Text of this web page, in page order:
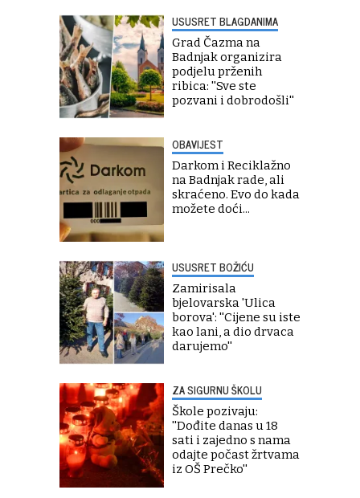
USUSRET BLAGDANIMA
Grad Čazma na
Badnjak organizira
podjelu prženih
ribica: ''Sve ste
pozvani i dobrodošli''
OBAVIJEST
Darkom i Reciklažno
na Badnjak rade, ali
skraćeno. Evo do kada
možete doći...
USUSRET BOŽIĆU
Zamirisala
bjelovarska 'Ulica
borova': ''Cijene su iste
kao lani, a dio drvaca
darujemo''
ZA SIGURNU ŠKOLU
Škole pozivaju:
''Dođite danas u 18
sati i zajedno s nama
odajte počast žrtvama
iz OŠ Prečko''